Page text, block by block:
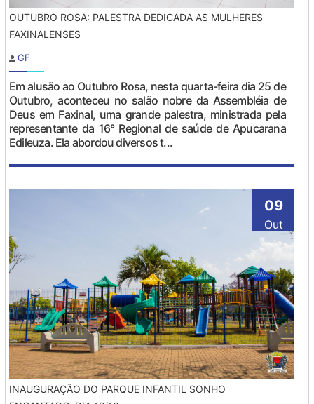
OUTUBRO ROSA: PALESTRA DEDICADA AS MULHERES
FAXINALENSES
GF
Em alusão ao Outubro Rosa, nesta quarta-feira dia 25 de
Outubro, aconteceu no salão nobre da Assembléia de
Deus em Faxinal, uma grande palestra, ministrada pela
representante da 16° Regional de saúde de Apucarana
Edileuza. Ela abordou diversos t...
09
Out
INAUGURAÇÃO DO PARQUE INFANTIL SONHO